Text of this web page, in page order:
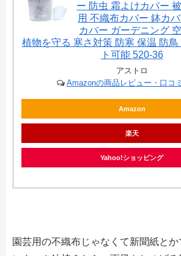
ー 防虫 霜よけカバー
用 不織布カバー 鉢カ
カバー ガーデニング
植物を守る 寒さ対策 防寒 保温 防鳥
ト可能 520-36
アストロ
Amazonの商品レビュー・口コ
Amazon
楽天
Yahoo!ショッピング
園芸用の不織布じゃなくて新聞紙と